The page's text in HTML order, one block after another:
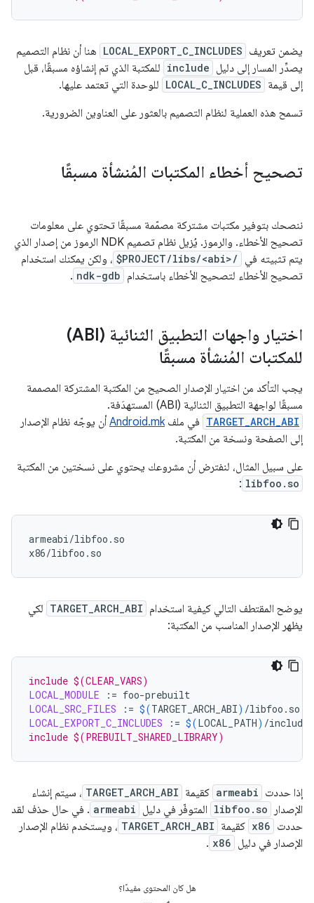
يضمن تعريف LOCAL_EXPORT_C_INCLUDES هنا أن نظام التصميم
يصدِّر المسار إلى دليل include للمكتبة الذي تم إنشاؤه مسبقًا، قبل
إلى قيمة LOCAL_C_INCLUDES للوحدة التي تعتمد عليها.
تسمح هذه العملية لنظام التصميم بالعثور على العناوين الضرورية.
تصحيح أخطاء المكتبات المُنشأة مسبقًا
ننصحك بتوفير مكتبات مشتركة مصمّمة مسبقًا تحتوي على معلومات
تصحيح الأخطاء. والرموز. يُزيل نظام تصميم NDK الرموز من إصدار الذي
يتم تثبيته في
$PROJECT/libs/<abi>/ ، ولكن يمكنك استخدام
تصحيح الأخطاء لتصحيح الأخطاء باستخدام ndk-gdb
.
اختيار واجهات التطبيق الثنائية (ABI)
للمكتبات المُنشأة مسبقًا
يجب التأكد من اختيار الإصدار الصحيح من المكتبة المشتركة المصممة
مسبقًا لواجهة التطبيق الثنائية (ABI) المستهدَفة.
TARGET_ARCH_ABI في ملفAndroid.mk أن يوجّه نظام الإصدار
إلى الصفحة ونسخة من المكتبة.
على سبيل المثال، لنفترض أن مشروعك يحتوي على نسختين من المكتبة
libfoo.so
:
armeabi/libfoo.so
يوضح المقتطف التالي كيفية استخدام TARGET_ARCH_ABI لكي
يظهر الإصدار المناسب من المكتبة:
include $(CLEAR_VARS)
LOCAL_MODULE
:=
LOCAL_SRC_FILES
:= $(TARGET_ARCH_ABI)
LOCAL_EXPORT_C_INCLUDES
:= $(LOCAL_PATH)
include $(PREBUILT_SHARED_LIBRARY)
إذا حددت armeabi كقيمة TARGET_ARCH_ABI ، سيتم إنشاء
الإصدار
libfoo.so المتوفّر في دليل armeabi . في حال حذف لقد
حددت x86 كقيمة TARGET_ARCH_ABI ، ويستخدم نظام الإصدار
الإصدار في دليل x86
.
هل كان المحتوى مفيدًا؟